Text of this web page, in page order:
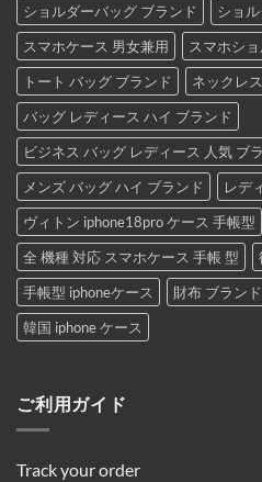
ショルダーバッグ ブランド
ショ
スマホケース 男女兼用
スマホシ
トート バッグ ブランド
ネックレ
バッグ レディース ハイ ブランド
ビジネス バッグ レディース 人気 ブ
メンズ バッグ ハイ ブランド
レデ
ヴィトン iphone18pro ケース 手帳型
全 機種 対応 スマホケース 手帳 型
手帳型 iphoneケース
財布 ブラン
韓国 iphone ケース
ご利用ガイド
Track your order